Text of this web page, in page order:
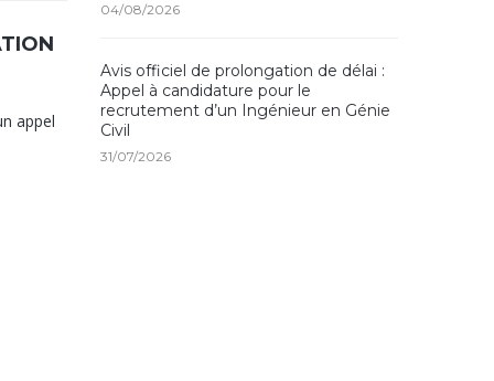
appel
04/08/2026
Avis officiel de prolongation de délai :
Appel à candidature pour le
recrutement d’un Ingénieur en Génie
Civil
31/07/2026